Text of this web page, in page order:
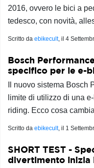
2016, ovvero le bici a
tedesco, con novità,
Scritto da ebikecult, il 4
Bosch
specifico per le e-
Il nuovo sistema Bosch
limite di utilizzo di una
riding. Ecco cosa
Scritto da ebikecult, il 1
SHORT TEST -
divertimento inizia